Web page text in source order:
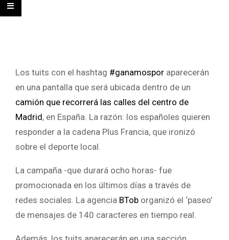
Los tuits con el hashtag #ganamospor aparecerán
en una pantalla que será ubicada dentro de un
camión que recorrerá las calles del centro de
Madrid, en España. La razón: los españoles quieren
responder a la cadena Plus Francia, que ironizó
sobre el deporte local.
La campaña -que durará ocho horas- fue
promocionada en los últimos días a través de
redes sociales. La agencia BTob organizó el ‘paseo’
de mensajes de 140 caracteres en tiempo real.